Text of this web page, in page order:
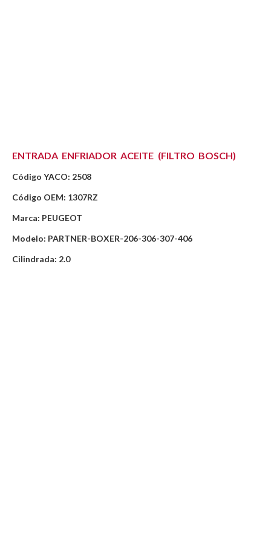
ENTRADA ENFRIADOR ACEITE (FILTRO BOSCH)
Código YACO: 2508
Código OEM: 1307RZ
Marca: PEUGEOT
Modelo: PARTNER-BOXER-206-306-307-406
Cilindrada: 2.0